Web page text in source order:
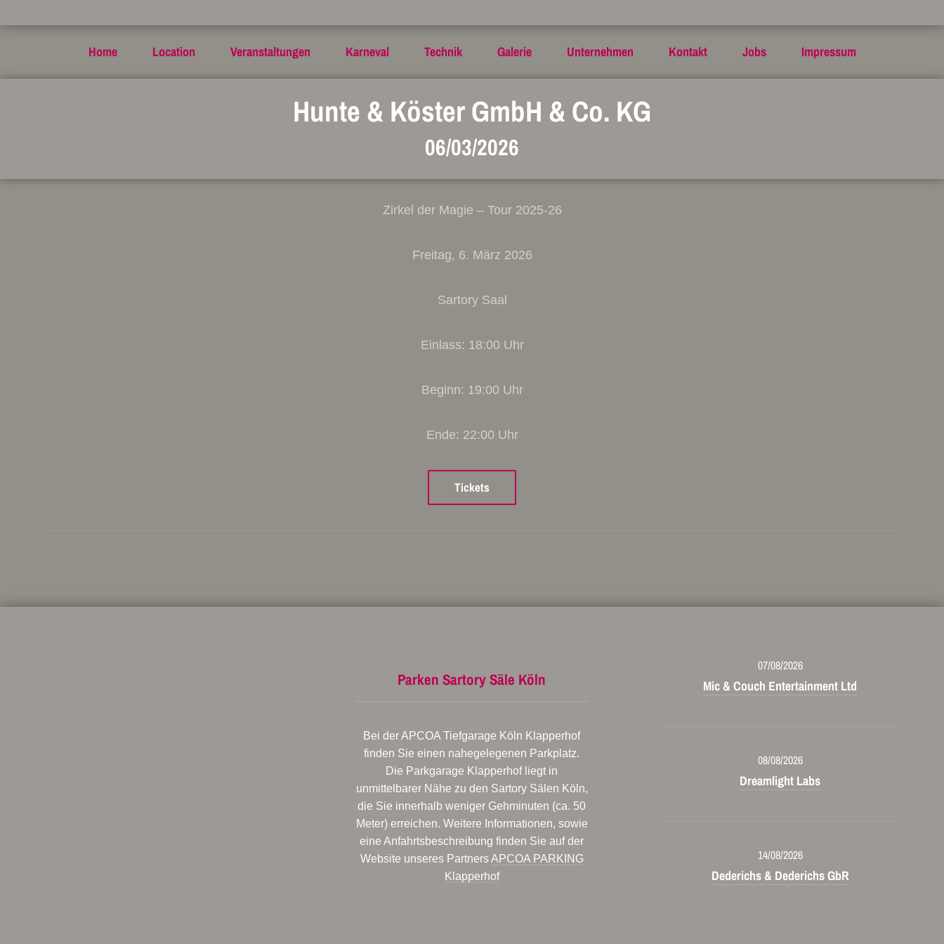
Home Location Veranstaltungen Karneval Technik Galerie Unternehmen Kontakt Jobs Impressum
Hunte & Köster GmbH & Co. KG
06/03/2026
Zirkel der Magie – Tour 2025-26
Freitag, 6. März 2026
Sartory Saal
Einlass: 18:00 Uhr
Beginn: 19:00 Uhr
Ende: 22:00 Uhr
Tickets
Parken Sartory Säle Köln
Bei der APCOA Tiefgarage Köln Klapperhof
finden Sie einen nahegelegenen Parkplatz.
Die Parkgarage Klapperhof liegt in
unmittelbarer Nähe zu den Sartory Sälen Köln,
die Sie innerhalb weniger Gehminuten (ca. 50
Meter) erreichen. Weitere Informationen, sowie
eine Anfahrtsbeschreibung finden Sie auf der
Website unseres PartnersAPCOA PARKING
Klapperhof
07/08/2026
Mic & Couch Entertainment Ltd
08/08/2026
Dreamlight Labs
14/08/2026
Dederichs & Dederichs GbR